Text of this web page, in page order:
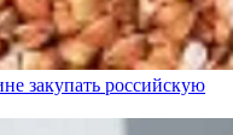
закупать российскую